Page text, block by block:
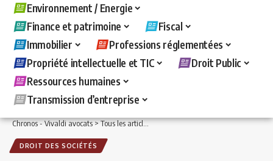
Environnement / Energie
Finance et patrimoine
Fiscal
Immobilier
Professions réglementées
Propriété intellectuelle et TIC
Droit Public
Ressources humaines
Transmission d’entreprise
Chronos - Vivaldi avocats>Tous les articles >Affaires / Finances>Droit des
DROIT DES SOCIÉTÉS